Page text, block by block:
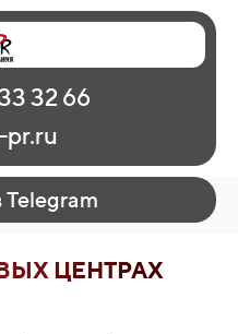
32 66
pr.ru
Telegram
ЦЕНТРАХ